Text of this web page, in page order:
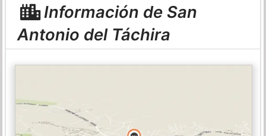
Información de San
Antonio del Táchira